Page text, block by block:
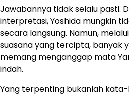
Jawabannya tidak selalu pasti.
interpretasi, Yoshida mungkin
secara langsung. Namun,
suasana yang tercipta, banyak
memang menganggap mata
indah.
Yang terpenting bukanlah